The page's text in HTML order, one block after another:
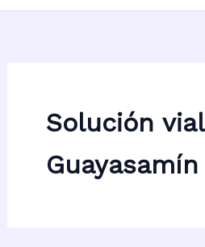
Solución vial
Guayasamín